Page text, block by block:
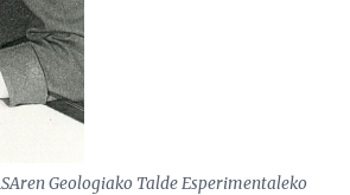
Geologiako Talde Esperimentaleko